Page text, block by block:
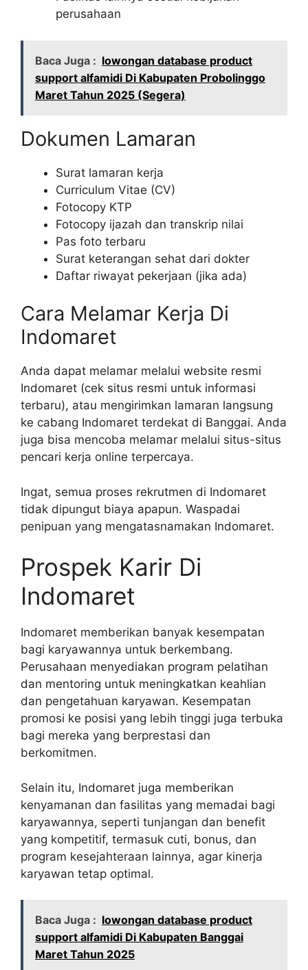
perusahaan
Baca Juga : lowongan database product
support alfamidi Di Kabupaten Probolinggo
Maret Tahun 2025 (Segera)
Dokumen Lamaran
Surat lamaran kerja
Curriculum Vitae (CV)
Fotocopy KTP
Fotocopy ijazah dan transkrip nilai
Pas foto terbaru
Surat keterangan sehat dari dokter
Daftar riwayat pekerjaan (jika ada)
Cara Melamar Kerja Di
Indomaret
Anda dapat melamar melalui website resmi
Indomaret (cek situs resmi untuk informasi
terbaru), atau mengirimkan lamaran langsung
ke cabang Indomaret terdekat di Banggai. Anda
juga bisa mencoba melamar melalui situs-situs
pencari kerja online terpercaya.
Ingat, semua proses rekrutmen di Indomaret
tidak dipungut biaya apapun. Waspadai
penipuan yang mengatasnamakan Indomaret.
Prospek Karir Di
Indomaret
Indomaret memberikan banyak kesempatan
bagi karyawannya untuk berkembang.
Perusahaan menyediakan program pelatihan
dan mentoring untuk meningkatkan keahlian
dan pengetahuan karyawan. Kesempatan
promosi ke posisi yang lebih tinggi juga terbuka
bagi mereka yang berprestasi dan
berkomitmen.
Selain itu, Indomaret juga memberikan
kenyamanan dan fasilitas yang memadai bagi
karyawannya, seperti tunjangan dan benefit
yang kompetitif, termasuk cuti, bonus, dan
program kesejahteraan lainnya, agar kinerja
karyawan tetap optimal.
Baca Juga : lowongan database product
support alfamidi Di Kabupaten Banggai
Maret Tahun 2025